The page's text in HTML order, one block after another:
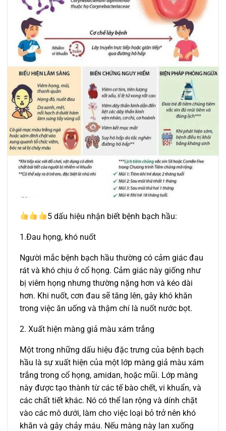
5 dấu hiệu nhận biết bệnh bạch hầu:
1.Đau họng, khó nuốt
Người mắc bệnh bạch hầu thường có cảm giác đau
rát và khó chịu ở cổ họng. Cảm giác này giống như
bị viêm họng nhưng thường nặng hơn và kéo dài
hơn. Khi nuốt, cơn đau sẽ tăng lên, gây khó khăn
trong việc ăn uống và thậm chí là nuốt nước bọt.
2. Xuất hiện màng giả màu xám trắng
Một trong những dấu hiệu đặc trưng của bệnh bạch
hầu là sự xuất hiện của một lớp màng giả màu xám
trắng trong cổ họng, amidan, hoặc mũi. Lớp màng
này được tạo thành từ các tế bào chết, vi khuẩn, và
các chất tiết khác. Nó có thể lan rộng và dính chặt
vào các mô dưới, làm cho việc loại bỏ trở nên khó
khăn và gây chảy máu. Nếu màng này lan xuống